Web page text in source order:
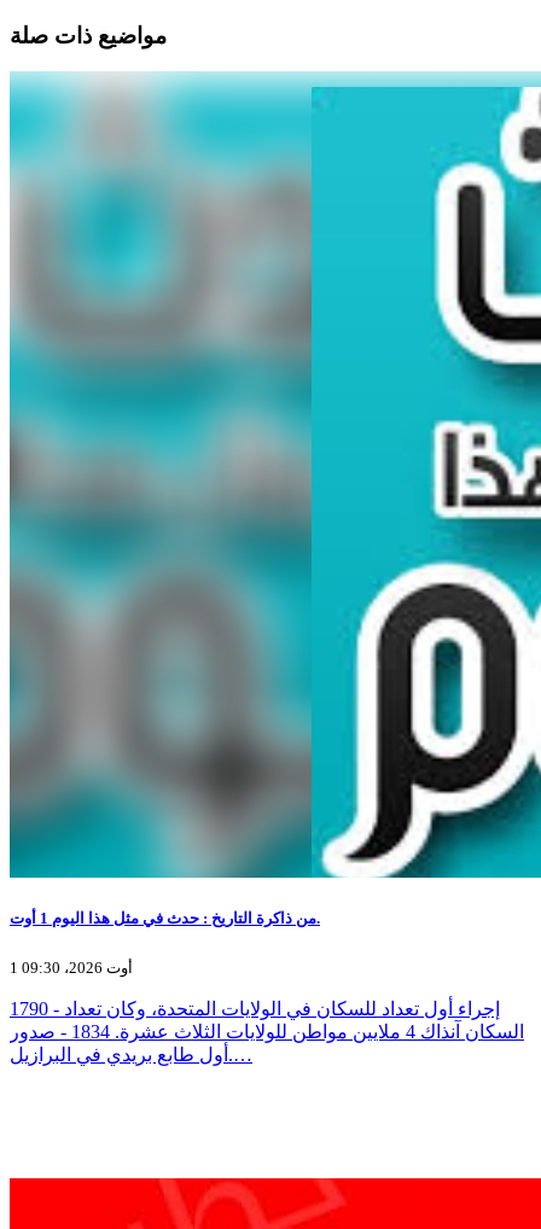
مواضيع ذات صلة
من ذاكرة التاريخ : حدث في مثل هذا اليوم 1 أوت.
1 أوت 2026، 09:30
1790 - إجراء أول تعداد للسكان في الولايات المتحدة، وكان تعداد
السكان آنذاك 4 ملايين مواطن للولايات الثلاث عشرة. 1834 - صدور
أول طابع بريدي في البرازيل.…